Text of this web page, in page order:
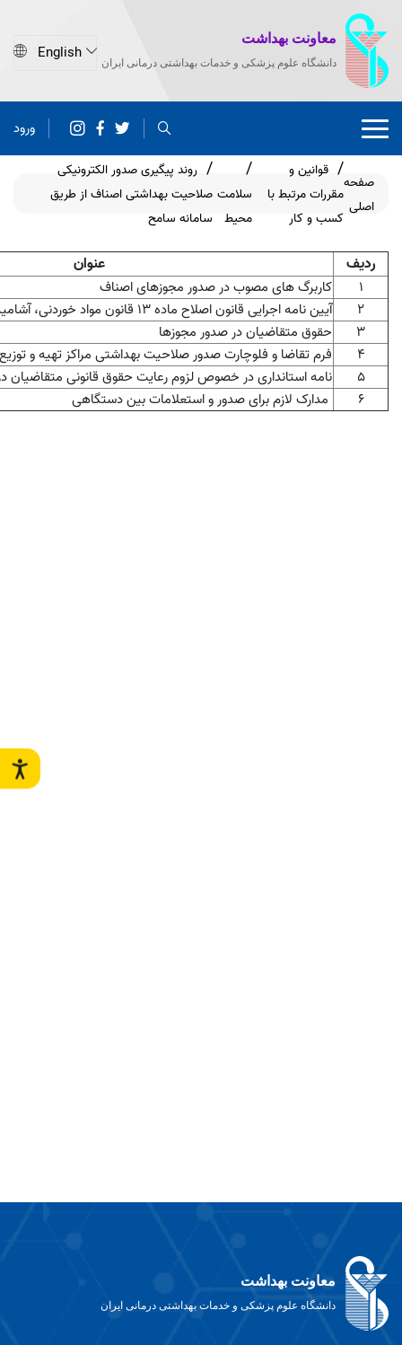
معاونت بهداشت
دانشگاه علوم پزشکی و خدمات بهداشتی درمانی ایران
ورود
صفحه
اصلی
قوانین و
مقررات مرتبط با
کسب و کار
سلامت
محیط
روند پیگیری صدور الکترونیکی
صلاحیت بهداشتی اصناف از طریق
سامانه سامح
ردیف عنوان
۱
کاربرگ های مصوب در صدور مجوزهای اصناف
2
آیین نامه اجرایی قانون اصلاح ماده 13 قانون مواد خوردنی، آشامیدنی، آرایشی و بهداشتی
3
حقوق متقاضیان در صدور مجوزها
4
فرم تقاضا و فلوچارت صدور صلاحیت بهداشتی مراکز تهیه و
5
نامه استانداری در خصوص لزوم رعایت حقوق قانونی متقاضیان
6
مدارک لازم برای صدور و استعلامات بین دستگاهی
معاونت بهداشت
دانشگاه علوم پزشکی و خدمات بهداشتی درمانی ایران